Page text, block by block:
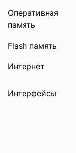
Оперативная
память
Flash память
Интернет
Интерфейсы